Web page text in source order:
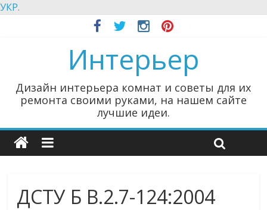
УКР.
Интерьер
Дизайн интерьера комнат и советы для их
ремонта своими руками, на нашем сайте
лучшие идеи.
ДСТУ Б В.2.7-124:2004